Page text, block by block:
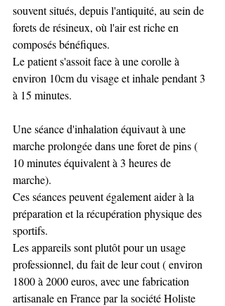
souvent situés, depuis l'antiquité, au sein de
forets de résineux, où l'air est riche en
composés bénéfiques.
Le patient s'assoit face à une corolle à
environ 10cm du visage et inhale pendant 3
à 15 minutes.
Une séance d'inhalation équivaut à une
marche prolongée dans une foret de pins (
10 minutes équivalent à 3 heures de
marche).
Ces séances peuvent également aider à la
préparation et la récupération physique des
sportifs.
Les appareils sont plutôt pour un usage
professionnel, du fait de leur cout ( environ
1800 à 2000 euros, avec une fabrication
artisanale en France par la société Holiste